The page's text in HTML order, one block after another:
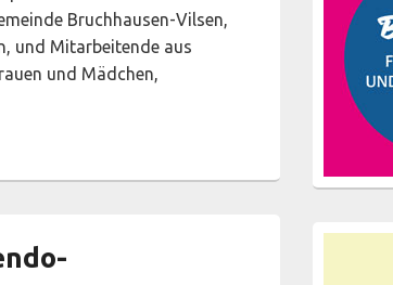
Bruchhausen-Vilsen,
und Mitarbeitende aus
und Mädchen,
– Wir feiern bei einem bunten und fröhlichen